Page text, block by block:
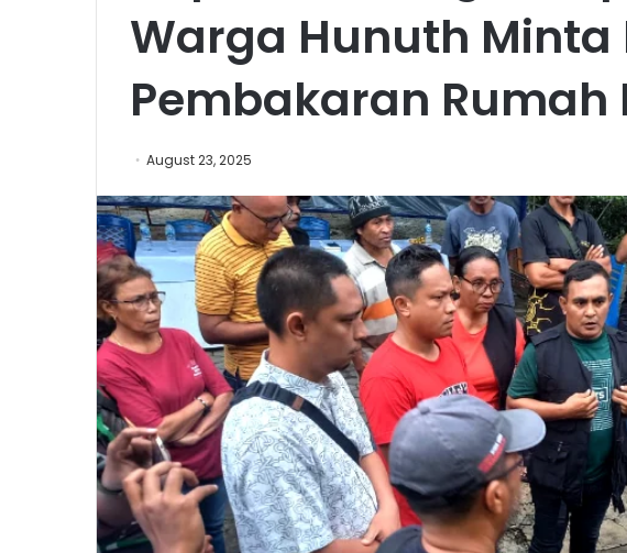
Warga Hunuth Minta
Pembakaran
August 23, 2025